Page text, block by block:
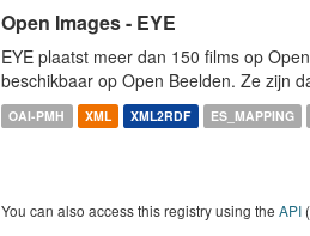
Open Images - EYE
EYE plaatst meer dan 150 films op
beschikbaar op Open Beelden. Ze zijn
OAI-PMH XML XML2RDF ES_MAPPING
You can also access this registry using the API